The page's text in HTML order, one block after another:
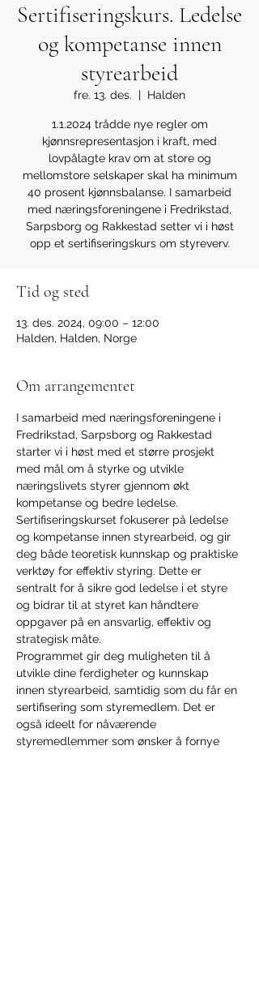
Sertifiseringskurs. Ledelse
og kompetanse innen
styrearbeid
fre. 13. des.
  |
Halden
1.1.2024 trådde nye regler om
kjønnsrepresentasjon i kraft, med
lovpålagte krav om at store og
mellomstore selskaper skal ha minimum
40 prosent kjønnsbalanse. I samarbeid
med næringsforeningene i Fredrikstad,
Sarpsborg og Rakkestad setter vi i høst
opp et sertifiseringskurs om styreverv.
Tid og sted
13. des. 2024, 09:00 – 12:00
Halden, Halden, Norge
Om arrangementet
I samarbeid med næringsforeningene i
Fredrikstad, Sarpsborg og Rakkestad
starter vi i høst med et større prosjekt
med mål om å styrke og utvikle
næringslivets styrer gjennom økt
kompetanse og bedre ledelse.
Sertifiseringskurset fokuserer på ledelse
og kompetanse innen styrearbeid, og gir
deg både teoretisk kunnskap og praktiske
verktøy for effektiv styring. Dette er
sentralt for å sikre god ledelse i et styre
og bidrar til at styret kan håndtere
oppgaver på en ansvarlig, effektiv og
strategisk måte. ​
Programmet gir deg muligheten til å
utvikle dine ferdigheter og kunnskap
innen styrearbeid, samtidig som du får en
sertifisering som styremedlem. Det er
også ideelt for nåværende
styremedlemmer som ønsker å fornye